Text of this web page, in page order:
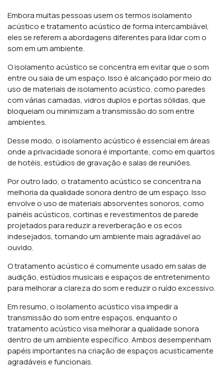
Embora muitas pessoas usem os termos isolamento
acústico e tratamento acústico de forma intercambiável,
eles se referem a abordagens diferentes para lidar com o
som em um ambiente.
O isolamento acústico se concentra em evitar que o som
entre ou saia de um espaço. Isso é alcançado por meio do
uso de materiais de isolamento acústico, como paredes
com várias camadas, vidros duplos e portas sólidas, que
bloqueiam ou minimizam a transmissão do som entre
ambientes.
Desse modo, o isolamento acústico é essencial em áreas
onde a privacidade sonora é importante, como em quartos
de hotéis, estúdios de gravação e salas de reuniões.
Por outro lado, o tratamento acústico se concentra na
melhoria da qualidade sonora dentro de um espaço. Isso
envolve o uso de materiais absorventes sonoros, como
painéis acústicos, cortinas e revestimentos de parede
projetados para reduzir a reverberação e os ecos
indesejados, tornando um ambiente mais agradável ao
ouvido.
O tratamento acústico é comumente usado em salas de
audição, estúdios musicais e espaços de entretenimento
para melhorar a clareza do som e reduzir o ruído excessivo.
Em resumo, o isolamento acústico visa impedir a
transmissão do som entre espaços, enquanto o
tratamento acústico visa melhorar a qualidade sonora
dentro de um ambiente específico. Ambos desempenham
papéis importantes na criação de espaços acusticamente
agradáveis e funcionais.